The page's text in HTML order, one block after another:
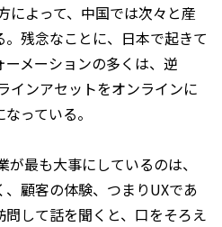
によって、中国では次々と産
残念なことに、日本で起きて
メーションの多くは、逆
インアセットをオンラインに
っている。
最も大事にしているのは、
顧客の体験、つまりUXであ
して話を聞くと、口をそろえ